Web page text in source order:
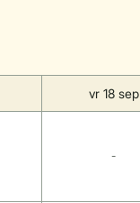
vr 18 sep
-